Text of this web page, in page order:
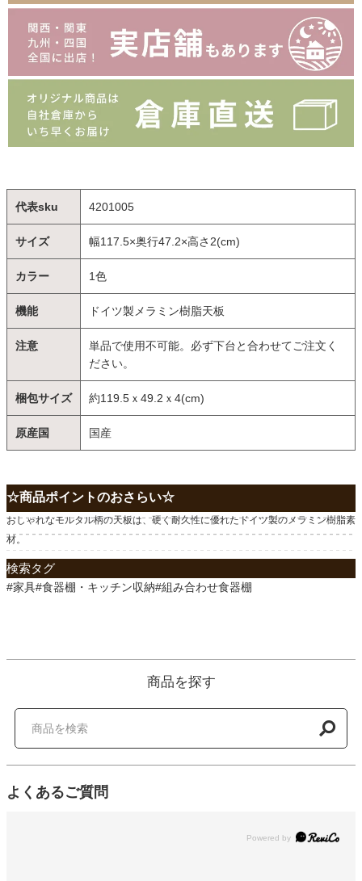
代表sku 4201005
サイズ 幅117.5×奥行47.2×高さ2(cm)
カラー 1色
機能 ドイツ製メラミン樹脂天板
注意
単品で使用不可能。必ず下台と合わせてご注文く
ださい。
梱包サイズ 約119.5ｘ49.2ｘ4(cm)
原産国 国産
☆商品ポイントのおさらい☆
おしゃれなモルタル柄の天板は、硬く耐久性に優れたドイツ製のメラミン樹脂素
材。
検索タグ
#家具#食器棚・キッチン収納#組み合わせ食器棚
商品を探す
よくあるご質問
Powered by